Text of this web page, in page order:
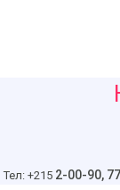
руб
Тел: +215 2-00-90,